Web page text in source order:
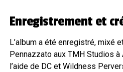
Enregistrement et
L’album a été enregistré, mixé
Pennazzato aux TMH Studios
l’aide de DC et Wildness